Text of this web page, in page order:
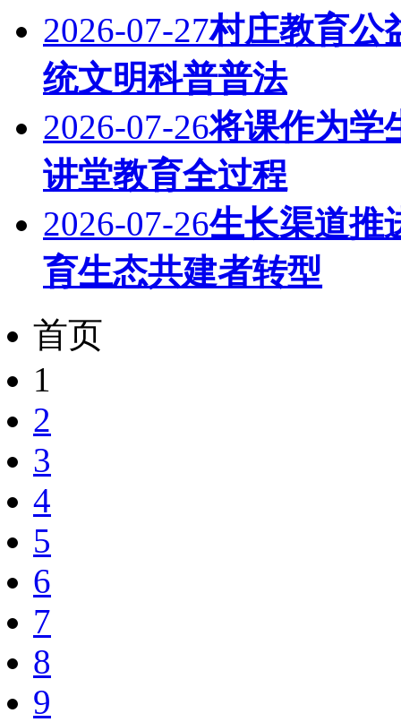
2026-07-27村庄教育公
统文明科普普法
2026-07-26将课作为学
讲堂教育全过程
2026-07-26生长渠道推
育生态共建者转型
首页
1
2
3
4
5
6
7
8
9